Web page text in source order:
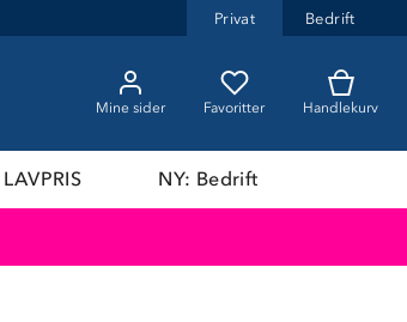
Privat Bedrift
Mine sider Favoritter Handlekurv
LAVPRIS NY: Bedrift